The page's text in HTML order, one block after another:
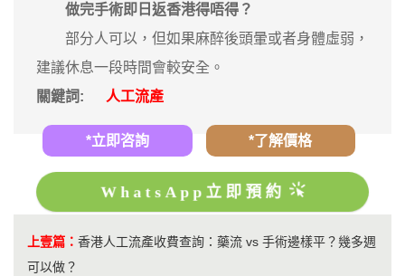
做完手術即日返香港得唔得？
部分人可以，但如果麻醉後頭暈或者身體虛弱，
建議休息一段時間會較安全。
關鍵詞:
人工流產
*立即咨詢 *了解價格
WhatsApp立即預約
上壹篇： 香港人工流產收費查詢：藥流 vs 手術邊樣平？幾多週
可以做？